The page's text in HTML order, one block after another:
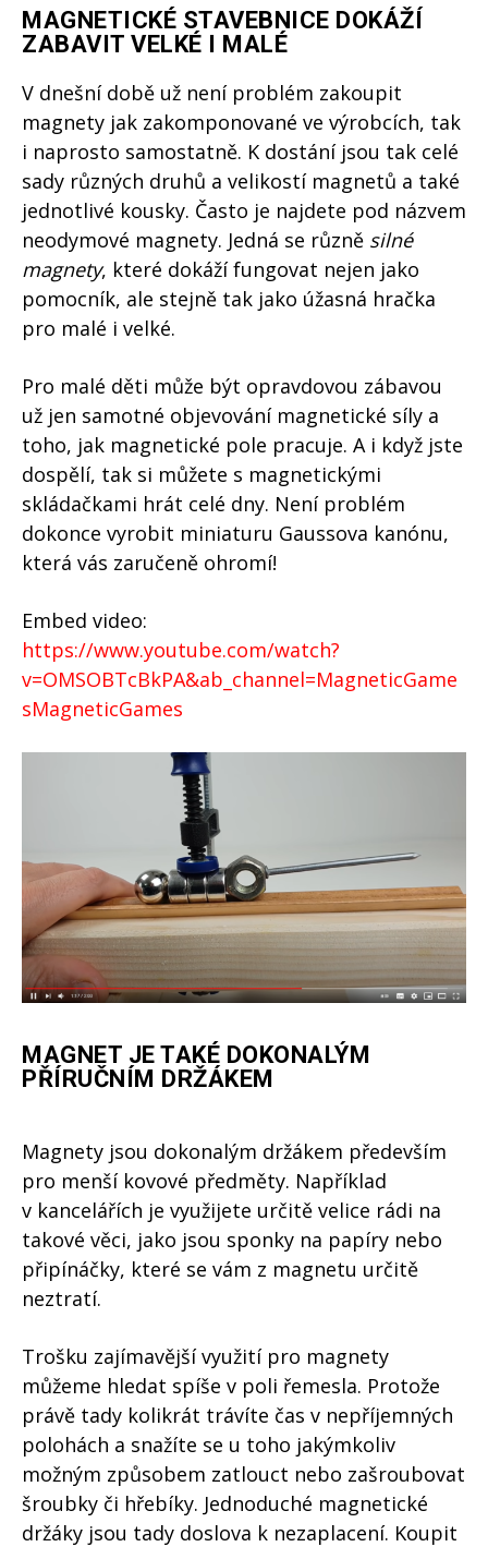
MAGNETICKÉ STAVEBNICE DOKÁŽÍ
ZABAVIT VELKÉ I MALÉ
V dnešní době už není problém zakoupit
magnety jak zakomponované ve výrobcích, tak
i naprosto samostatně. K dostání jsou tak celé
sady různých druhů a velikostí magnetů a také
jednotlivé kousky. Často je najdete pod názvem
neodymové magnety. Jedná se různě silné
magnety, které dokáží fungovat nejen jako
pomocník, ale stejně tak jako úžasná hračka
pro malé i velké.
Pro malé děti může být opravdovou zábavou
už jen samotné objevování magnetické síly a
toho, jak magnetické pole pracuje. A i když jste
dospělí, tak si můžete s magnetickými
skládačkami hrát celé dny. Není problém
dokonce vyrobit miniaturu Gaussova kanónu,
která vás zaručeně ohromí!
Embed video:
https://www.youtube.com/watch?
v=OMSOBTcBkPA&ab_channel=MagneticGame
sMagneticGames
MAGNET JE TAKÉ DOKONALÝM
PŘÍRUČNÍM DRŽÁKEM
Magnety jsou dokonalým držákem především
pro menší kovové předměty. Například
v kancelářích je využijete určitě velice rádi na
takové věci, jako jsou sponky na papíry nebo
připínáčky, které se vám z magnetu určitě
neztratí.
Trošku zajímavější využití pro magnety
můžeme hledat spíše v poli řemesla. Protože
právě tady kolikrát trávíte čas v nepříjemných
polohách a snažíte se u toho jakýmkoliv
možným způsobem zatlouct nebo zašroubovat
šroubky či hřebíky. Jednoduché magnetické
držáky jsou tady doslova k nezaplacení. Koupit